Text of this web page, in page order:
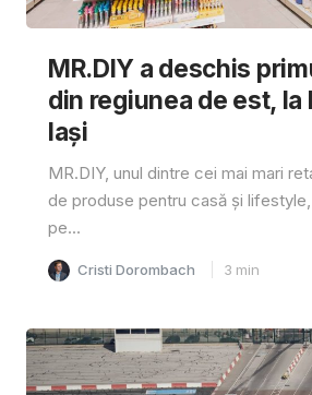
MR.DIY a deschis
din regiunea de est, la
Iași
MR.DIY, unul dintre cei mai mari
de produse pentru casă și
pe...
Cristi Dorombach 3 min